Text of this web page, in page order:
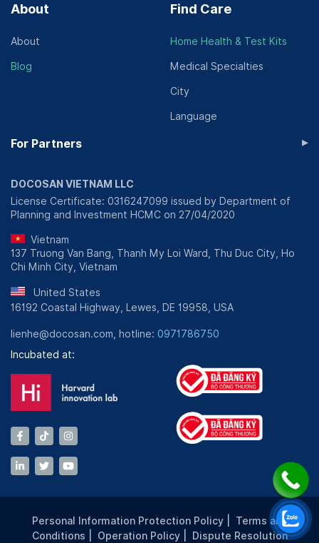
About
About
Blog
Find Care
Home Health & Test Kits
Medical Specialties
City
Language
For Partners ▸
DOCOSAN VIETNAM LLC
License Certificate: 0316247099 issued by Department of
Planning and Investment HCMC on 27/04/2020
Vietnam
137 Truong Van Bang, Thanh My Loi Ward, Thu Duc City, Ho
Chi Minh City, Vietnam
United States
16192 Coastal Highway, Lewes, DE 19958, USA
lienhe@docosan.com, hotline: 0971786750
Incubated at:
Personal Information Protection Policy
Terms and
Conditions
Operation Policy Dispute Resolution